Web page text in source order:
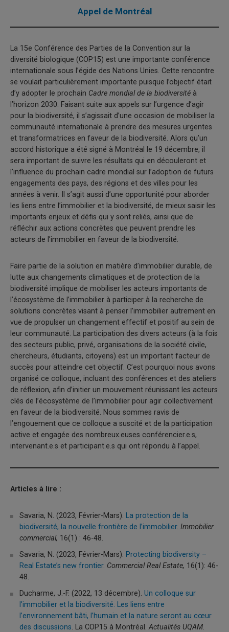
Appel de Montréal
La 15e Conférence des Parties de la Convention sur la
diversité biologique (COP15) est une importante conférence
internationale sous l’égide des Nations Unies. Cette rencontre
se voulait particulièrement importante puisque l’objectif était
d’y adopter le prochain Cadre mondial de la biodiversité à
l’horizon 2030. Faisant suite aux appels sur l’urgence d’agir
pour la biodiversité, il s’agissait d’une occasion de mobiliser la
communauté internationale à prendre des mesures urgentes
et transformatrices en faveur de la biodiversité. Alors qu’un
accord historique a été signé à Montréal le 19 décembre, il
sera important de suivre les résultats qui en découleront et
l’influence du prochain cadre mondial sur l’adoption de futurs
engagements des pays, des régions et des villes pour les
années à venir. Il s’agit aussi d’une opportunité pour aborder
les liens entre l’immobilier et la biodiversité, de mieux saisir les
importants enjeux et défis qui y sont reliés, ainsi que de
réfléchir aux actions concrètes que peuvent prendre les
acteurs de l’immobilier en faveur de la biodiversité.
Faire partie de la solution en matière d’immobilier durable, de
lutte aux changements climatiques et de protection de la
biodiversité implique de mobiliser les acteurs importants de
l’écosystème de l’immobilier à participer à la recherche de
solutions concrètes visant à penser l’immobilier autrement en
vue de propulser un changement effectif et positif au sein de
leur communauté. La participation des divers acteurs (à la fois
des secteurs public, privé, organisations de la société civile,
chercheurs, étudiants, citoyens) est un important facteur de
succès pour atteindre cet objectif. C’est pourquoi nous avons
organisé ce colloque, incluant des conférences et des ateliers
de réflexion, afin d’initier un mouvement réunissant les acteurs
clés de l’écosystème de l’immobilier pour agir collectivement
en faveur de la biodiversité. Nous sommes ravis de
l’engouement que ce colloque a suscité et de la participation
active et engagée des nombreux.euses conférencier.e.s,
intervenant.e.s et participant.e.s qui ont répondu à l’appel.
Articles à lire :
Savaria, N. (2023, Février-Mars). La protection de la
biodiversité, la nouvelle frontière de l’immobilier. Immobilier
commercial, 16(1) : 46-48.
Savaria, N. (2023, Février-Mars). Protecting biodiversity –
Real Estate’s new frontier. Commercial Real Estate, 16(1): 46-
48.
Ducharme, J.-F. (2022, 13 décembre). Un colloque sur
l’immobilier et la biodiversité. Les liens entre
l’environnement bâti, l’humain et la nature seront au cœur
des discussions. La COP15 à Montréal.Actualités UQAM.